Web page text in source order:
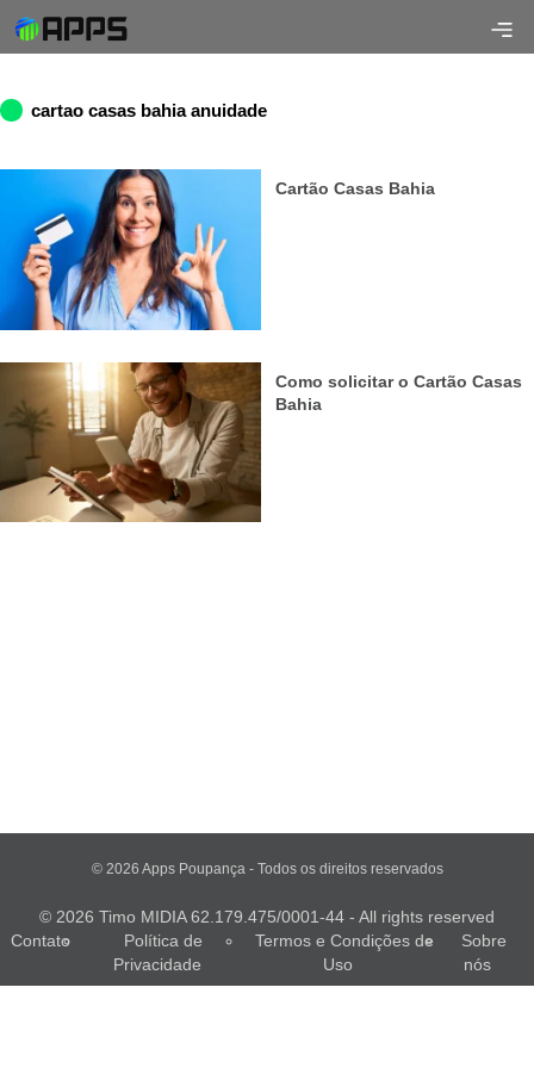
cartao casas bahia anuidade
Cartão Casas Bahia
Como solicitar o Cartão Casas
Bahia
© 2026 Apps Poupança - Todos os direitos reservados
© 2026 Timo MIDIA 62.179.475/0001-44 - All rights reserved
Contato
Política de
Privacidade
Termos e Condições de
Uso
Sobre
nós